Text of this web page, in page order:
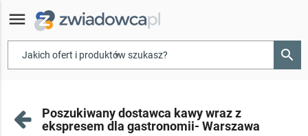
menu
▾ search
Poszukiwany dostawca kawy wraz z
ekspresem dla gastronomii- Warszawa